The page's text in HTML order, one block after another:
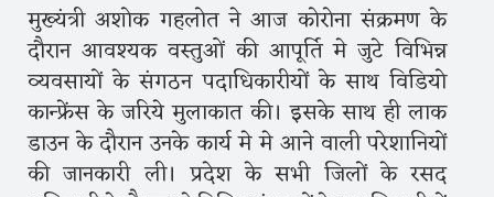
मुख्यंत्री अशोक गहलोत ने आज कोरोना संक्रमण के
दौरान आवश्यक वस्तुओं की आपूर्ति मे जुटे विभिन्न
व्यवसायों के संगठन पदाधिकारीयों के साथ विडियो
कान्फ्रेंस के जरिये मुलाकात की। इसके साथ ही लाक
डाउन के दौरान उनके कार्य मे मे आने वाली परेशानियों
की जानकारी ली। प्रदेश के सभी जिलों के रसद